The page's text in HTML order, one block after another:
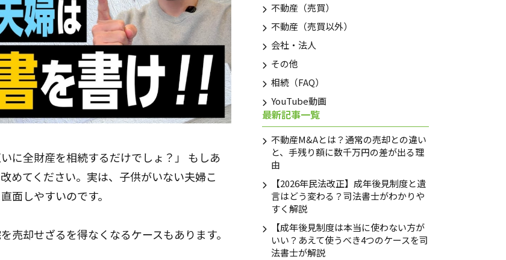
に全財産を相続するだけでしょ？」 もしあ
めてください。実は、子供がいない夫婦こ
面しやすいのです。
却せざるを得なくなるケースもあります。
不動産（売買）
不動産（売買以外）
会社・法人
その他
相続（FAQ）
YouTube動画
最新記事一覧
不動産M&Aとは？通常の売却との違い
と、手残り額に数千万円の差が出る理
由
【2026年民法改正】成年後見制度と遺
言はどう変わる？司法書士がわかりや
すく解説
【成年後見制度は本当に使わない方が
いい？あえて使うべき4つのケースを司
法書士が解説
メールで相談申込み
24時間365日受付
LINEで相談申込み
友だち登録後お問合せください
王子市｜他都内全域
｜大和市｜座間市｜海老名市｜他県内全域